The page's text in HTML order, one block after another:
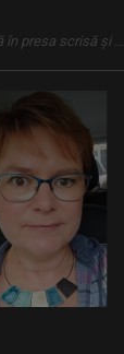
ROMANI
sundal si ...
în presa scrisă şi ...